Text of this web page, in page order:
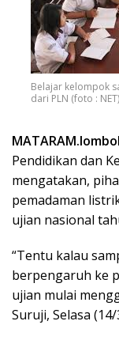
Belajar kelompok
dari PLN (foto : NET)
Pendidikan dan
mengatakan,
pemadaman
ujian nasional
“Tentu kalau
berpengaruh ke
ujian mulai
Suruji, Selasa (14/